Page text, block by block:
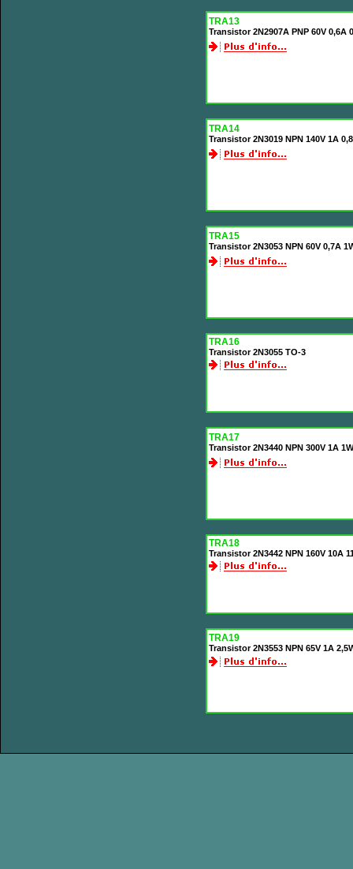
TRA13
Transistor 2N2907A PNP 60V 0,6A
TRA14
Transistor 2N3019 NPN 140V 1A
TRA15
Transistor 2N3053 NPN 60V 0,7A
TRA16
Transistor 2N3055 TO-3
TRA17
Transistor 2N3440 NPN 300V 1A
TRA18
Transistor 2N3442 NPN 160V 10A
TRA19
Transistor 2N3553 NPN 65V 1A